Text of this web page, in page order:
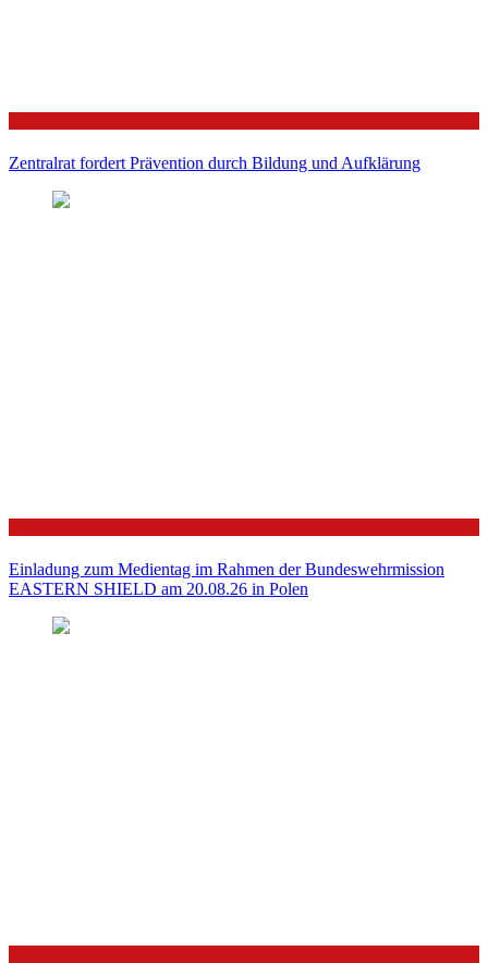
Zentralrat fordert Prävention durch Bildung und Aufklärung
Einladung zum Medientag im Rahmen der Bundeswehrmission
EASTERN SHIELD am 20.08.26 in Polen